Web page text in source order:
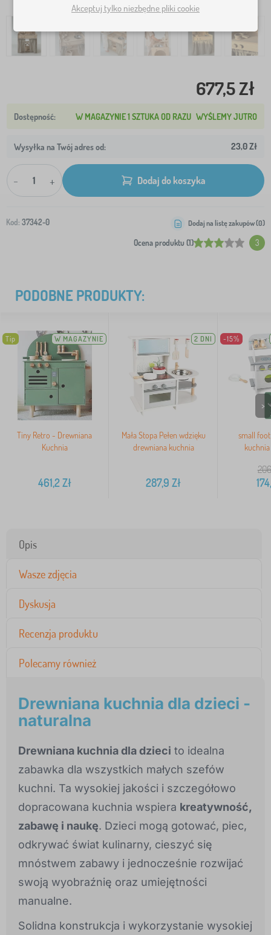
677,5 Zł
W MAGAZYNIE 1 SZTUKA OD RAZU WYŚLEMY JUTRO
Wysyłka na Twój adres od: 23,0 Zł
- + Dodaj do koszyka
Kod: 37342-0
Ocena produktu (1) 3
Dodaj na listę zakupów (0)
PODOBNE PRODUKTY:
Tip W MAGAZYNIE
Tiny Retro - Drewniana
Kuchnia
461,2Zł
2 DNI
Mała Stopa Pełen wdzięku
drewniana kuchnia
287,9 Zł
-15%
small
>
Opis
Wasze zdjęcia
Dyskusja
Recenzja produktu
Polecamy również
Drewniana kuchnia dla dzieci -
naturalna
Drewniana kuchnia dla dzieci to idealna
zabawka dla wszystkich małych szefów
kuchni. Ta wysokiej jakości i szczegółowo
dopracowana kuchnia wspiera kreatywność,
zabawę i naukę. Dzieci mogą gotować, piec,
odkrywać świat kulinarny, cieszyć się
mnóstwem zabawy i jednocześnie rozwijać
swoją wyobraźnię oraz umiejętności
manualne.
Solidna konstrukcja i wykorzystanie wysokiej
Akceptuj tylko niezbędne pliki cookie